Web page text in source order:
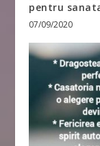
pentru
07/09/2020